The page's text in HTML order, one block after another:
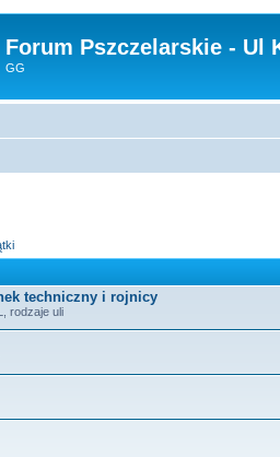
Forum Pszczelarskie - Ul
GG
techniczny i rojnicy
rodzaje uli